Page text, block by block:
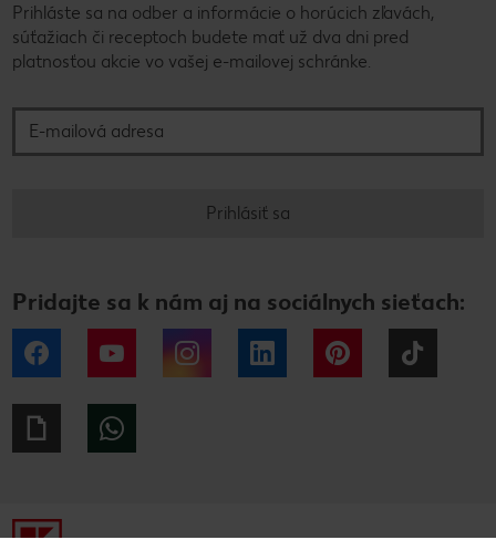
Prihláste sa na odber a informácie o horúcich zľavách,
súťažiach či receptoch budete mať už dva dni pred
platnosťou akcie vo vašej e-mailovej schránke.
Prihlásiť sa
Pridajte sa k nám aj na sociálnych sieťach:
Facebook YouTube Instagram LinkedIn Pinterest
Giphy